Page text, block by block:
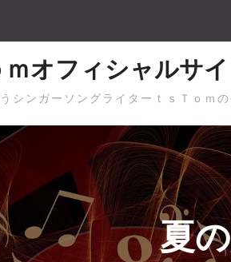
ｍオフィシャルサイ
シンガーソングライターｔｓＴｏｍの
夏